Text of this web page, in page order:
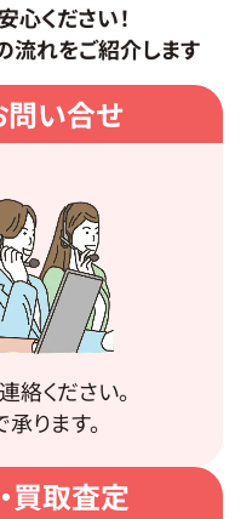
心ください！
流れをご紹介します
問い合せ
絡ください。
ります。
買取査定